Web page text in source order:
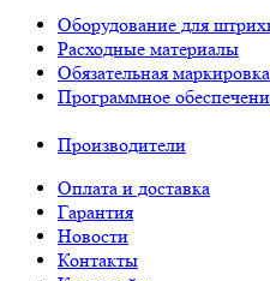
Оборудование для
Расходные материалы
Обязательная
Программное
Производители
Оплата и доставка
Гарантия
Новости
Контакты